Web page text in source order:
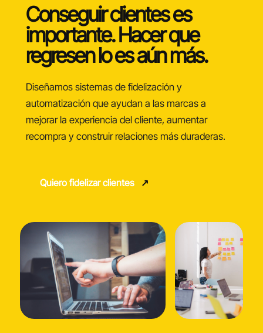
Conseguir clientes es
importante. Hacer que
regresen lo es aún más.
Diseñamos sistemas de fidelización y
automatización que ayudan a las marcas a
mejorar la experiencia del cliente, aumentar
recompra y construir relaciones más duraderas.
Quiero fidelizar clientes ↗